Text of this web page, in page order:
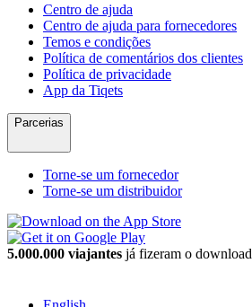
Centro de ajuda
Centro de ajuda para fornecedores
Temos e condições
Política de comentários dos clientes
Política de privacidade
App da Tiqets
Parcerias
Torne-se um fornecedor
Torne-se um distribuidor
5.000.000 viajantes já fizeram o download